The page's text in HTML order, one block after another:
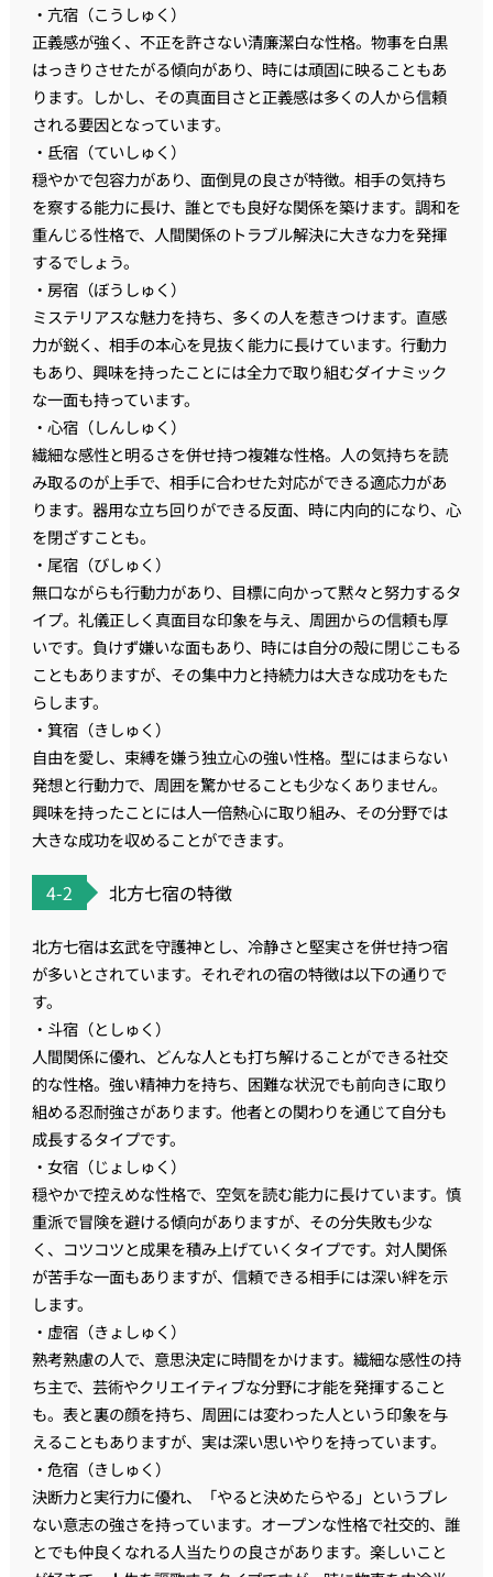
・亢宿（こうしゅく）
正義感が強く、不正を許さない清廉潔白な性格。物事を白黒
はっきりさせたがる傾向があり、時には頑固に映ることもあ
ります。しかし、その真面目さと正義感は多くの人から信頼
される要因となっています。
・氐宿（ていしゅく）
穏やかで包容力があり、面倒見の良さが特徴。相手の気持ち
を察する能力に長け、誰とでも良好な関係を築けます。調和を
重んじる性格で、人間関係のトラブル解決に大きな力を発揮
するでしょう。
・房宿（ぼうしゅく）
ミステリアスな魅力を持ち、多くの人を惹きつけます。直感
力が鋭く、相手の本心を見抜く能力に長けています。行動力
もあり、興味を持ったことには全力で取り組むダイナミック
な一面も持っています。
・心宿（しんしゅく）
繊細な感性と明るさを併せ持つ複雑な性格。人の気持ちを読
み取るのが上手で、相手に合わせた対応ができる適応力があ
ります。器用な立ち回りができる反面、時に内向的になり、心
を閉ざすことも。
・尾宿（びしゅく）
無口ながらも行動力があり、目標に向かって黙々と努力するタ
イプ。礼儀正しく真面目な印象を与え、周囲からの信頼も厚
いです。負けず嫌いな面もあり、時には自分の殻に閉じこもる
こともありますが、その集中力と持続力は大きな成功をもた
らします。
・箕宿（きしゅく）
自由を愛し、束縛を嫌う独立心の強い性格。型にはまらない
発想と行動力で、周囲を驚かせることも少なくありません。
興味を持ったことには人一倍熱心に取り組み、その分野では
大きな成功を収めることができます。
4-2 北方七宿の特徴
北方七宿は玄武を守護神とし、冷静さと堅実さを併せ持つ宿
が多いとされています。それぞれの宿の特徴は以下の通りで
す。
・斗宿（としゅく）
人間関係に優れ、どんな人とも打ち解けることができる社交
的な性格。強い精神力を持ち、困難な状況でも前向きに取り
組める忍耐強さがあります。他者との関わりを通じて自分も
成長するタイプです。
・女宿（じょしゅく）
穏やかで控えめな性格で、空気を読む能力に長けています。慎
重派で冒険を避ける傾向がありますが、その分失敗も少な
く、コツコツと成果を積み上げていくタイプです。対人関係
が苦手な一面もありますが、信頼できる相手には深い絆を示
します。
・虚宿（きょしゅく）
熟考熟慮の人で、意思決定に時間をかけます。繊細な感性の持
ち主で、芸術やクリエイティブな分野に才能を発揮すること
も。表と裏の顔を持ち、周囲には変わった人という印象を与
えることもありますが、実は深い思いやりを持っています。
・危宿（きしゅく）
決断力と実行力に優れ、「やると決めたらやる」というブレ
ない意志の強さを持っています。オープンな性格で社交的、誰
とでも仲良くなれる人当たりの良さがあります。楽しいこと